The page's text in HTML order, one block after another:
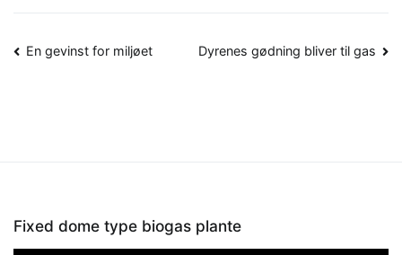
Indlægsnavigation
En gevinst for miljøet Dyrenes gødning bliver til gas
Fixed dome type biogas plante